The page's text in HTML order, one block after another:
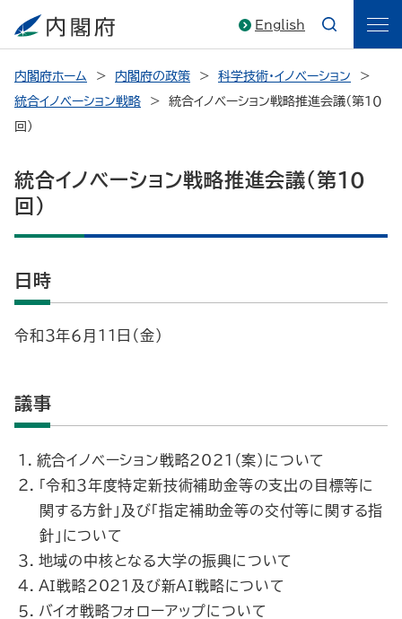
English
内閣府ホーム 内閣府の政策
科学技術・イノベーション
統合イノベーション戦略
統合イノベーション戦略推進会議（第１０
回）
統合イノベーション戦略推進会議（第１０
回）
日時
令和３年６月１１日（金）
議事
１．統合イノベーション戦略2021（案）について
２．「令和３年度特定新技術補助金等の支出の目標等に
関する方針」及び「指定補助金等の交付等に関する指
針」について
３．地域の中核となる大学の振興について
４．ＡＩ戦略2021及び新ＡＩ戦略について
５．バイオ戦略フォローアップについて